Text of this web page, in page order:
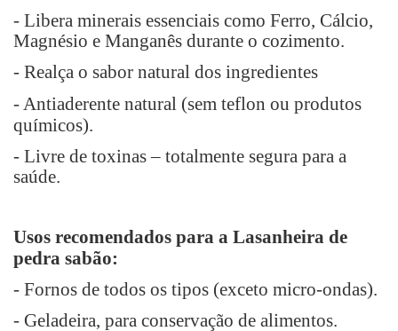
- Libera minerais essenciais como Ferro, Cálcio,
Magnésio e Manganês durante o cozimento.
- Realça o sabor natural dos ingredientes
- Antiaderente natural (sem teflon ou produtos
químicos).
- Livre de toxinas – totalmente segura para a
saúde.
Usos recomendados para a Lasanheira de
pedra sabão:
- Fornos de todos os tipos (exceto micro-ondas).
- Geladeira, para conservação de alimentos.